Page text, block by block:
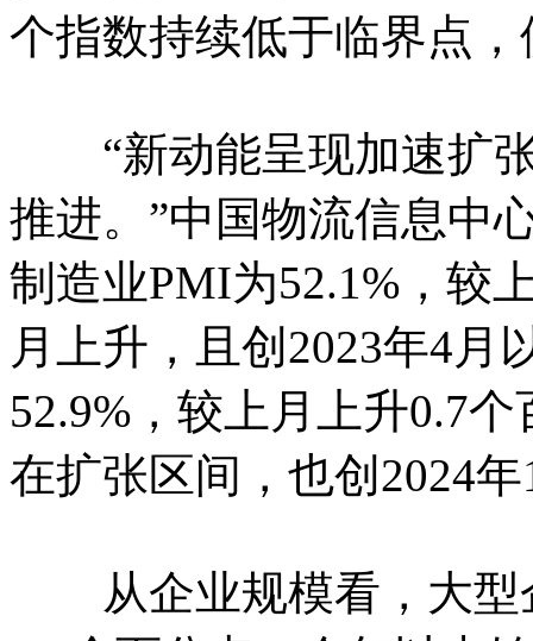
个指数持续低于临界点
“新动能呈现加速扩张
推进。”中国物流信息中
制造业PMI为52.1%，较
月上升，且创2023年4月
52.9%，较上月上升0.7
在扩张区间，也创2024
从企业规模看，大型